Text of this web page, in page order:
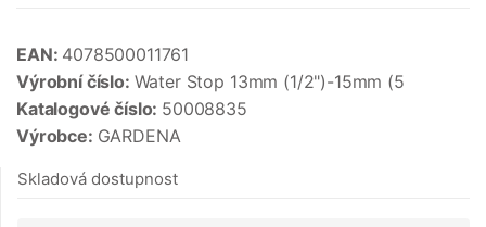
EAN: 4078500011761
Výrobní číslo: Water Stop 13mm (1/2")-15mm (5
Katalogové číslo: 50008835
Výrobce: GARDENA
Skladová dostupnost